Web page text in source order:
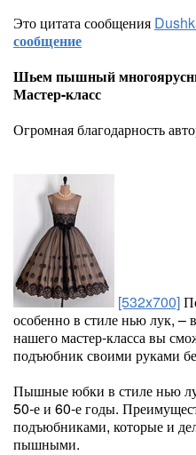
Это цитата сообщения
сообщение
Шьем пышный
Мастер-класс
Огромная благодарность
[532x700]
особенно в стиле нью лук,
нашего мастер-класса вы
подъюбник своими руками
Пышные юбки в стиле нью
50-е и 60-е годы.
подъюбниками, которые и
пышными.